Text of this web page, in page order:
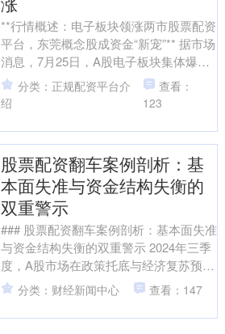
**行情概述：电子板块领涨两市股票配资
平台，东莞概念股成资金“新宠”** 据市场
消息，7月25日，A股电子板块集体爆
发，东莞本地电子股表现尤为亮眼。截
至收盘，东....
分类：正规配资平台介
绍
查看：
123
股票配资翻车案例剖析：基
本面失准与资金结构失衡的
双重警示
### 股票配资翻车案例剖析：基本面失准
与资金结构失衡的双重警示 2024年三季
度，A股市场在政策托底与经济复苏预期
的博弈中震荡前行，但结构性分化加剧
的特征愈发....
分类：财经新闻中心 查看：147
1134.24 +11.37 +1.01%
3563.12 +47.56 +1.35%